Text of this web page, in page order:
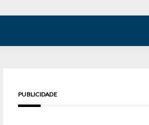
PUBLICIDADE